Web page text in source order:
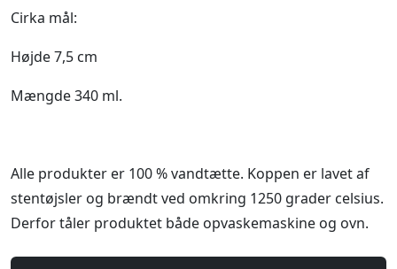
Cirka mål:
Højde 7,5 cm
Mængde 340 ml.
Alle produkter er 100 % vandtætte. Koppen er lavet af
stentøjsler og brændt ved omkring 1250 grader celsius.
Derfor tåler produktet både opvaskemaskine og ovn.